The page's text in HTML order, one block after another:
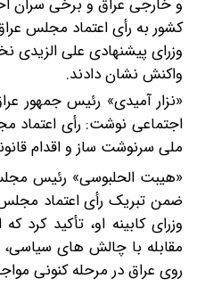
کشور به رأی اعتماد مجلس
وزرای پیشنهادی علی
واکنش نشان دادند.
«نزار آمیدی» رئیس جمهور
اجتماعی نوشت: رأی اعتماد
ملی سرنوشت ساز و اقدام
«هیبت الحلبوسی» رئیس
ضمن تبریک رأی اعتماد مجلس
وزرای کابینه او، تأکید کرد
مقابله با چالش های
روی عراق در مرحله کنونی